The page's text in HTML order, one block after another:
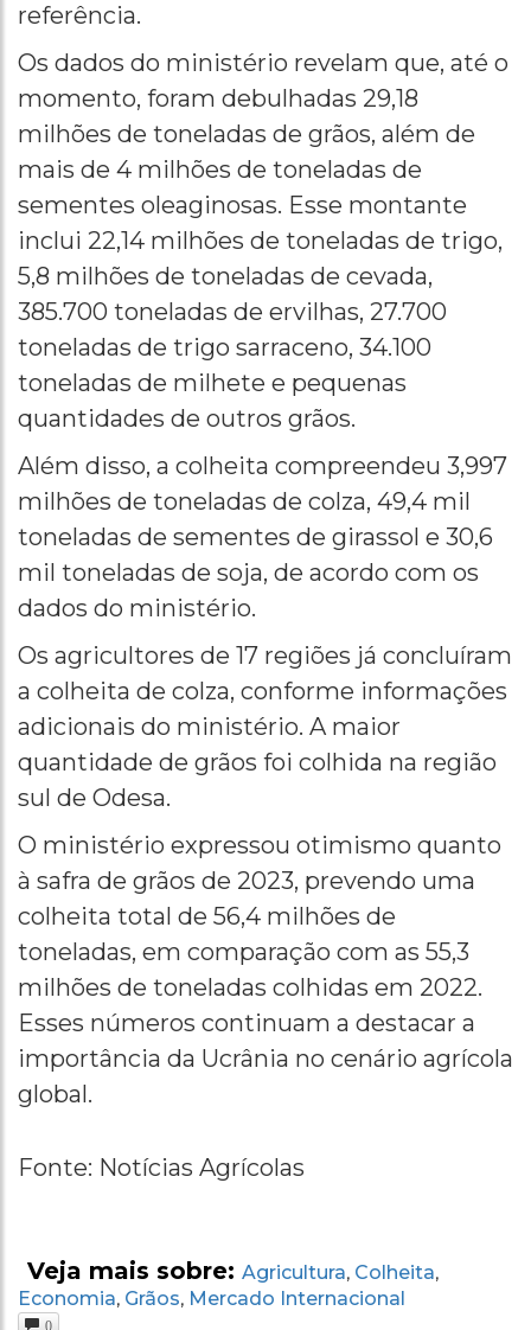
referência.
Os dados do ministério revelam que, até o
momento, foram debulhadas 29,18
milhões de toneladas de grãos, além de
mais de 4 milhões de toneladas de
sementes oleaginosas. Esse montante
inclui 22,14 milhões de toneladas de trigo,
5,8 milhões de toneladas de cevada,
385.700 toneladas de ervilhas, 27.700
toneladas de trigo sarraceno, 34.100
toneladas de milhete e pequenas
quantidades de outros grãos.
Além disso, a colheita compreendeu 3,997
milhões de toneladas de colza, 49,4 mil
toneladas de sementes de girassol e 30,6
mil toneladas de soja, de acordo com os
dados do ministério.
Os agricultores de 17 regiões já concluíram
a colheita de colza, conforme informações
adicionais do ministério. A maior
quantidade de grãos foi colhida na região
sul de Odesa.
O ministério expressou otimismo quanto
à safra de grãos de 2023, prevendo uma
colheita total de 56,4 milhões de
toneladas, em comparação com as 55,3
milhões de toneladas colhidas em 2022.
Esses números continuam a destacar a
importância da Ucrânia no cenário agrícola
global.
Fonte: Notícias Agrícolas
Veja mais sobre: Agricultura, Colheita,
Economia, Grãos, Mercado Internacional
0